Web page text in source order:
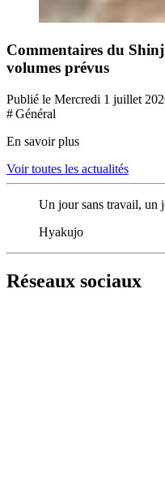
Commentaires du
volumes prévus
Publié le Mercredi 1 juillet
# Général
En savoir plus
Voir toutes les actualités
Un jour sans travail, un
Hyakujo
Réseaux sociaux